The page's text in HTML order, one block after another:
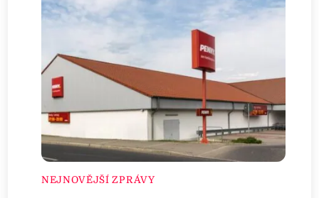
NEJNOVĚJŠÍ ZPRÁVY